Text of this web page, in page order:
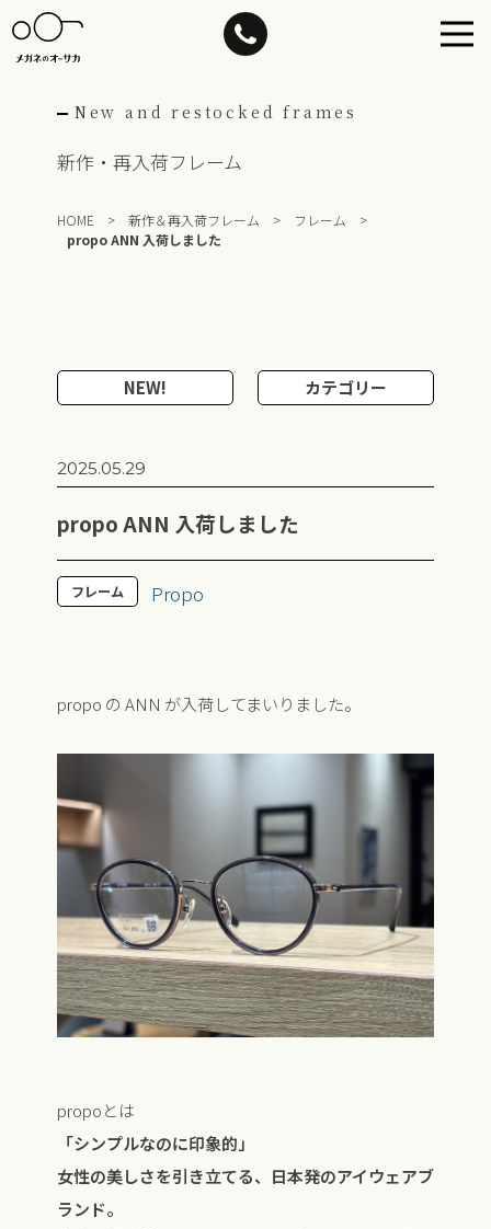
to
content
New and restocked frames
新作・再入荷フレーム
HOME > 新作＆再入荷フレーム > フレーム
>
propo ANN 入荷しました
NEW! カテゴリー
2025.05.29
propo ANN 入荷しました
フレーム Propo
propo の ANN が入荷してまいりました。
propoとは
「シンプルなのに印象的」
女性の美しさを引き立てる、日本発のアイウェアブ
ランド。